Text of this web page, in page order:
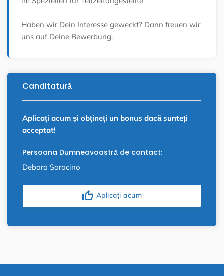
Haben wir Dein Interesse geweckt? Dann freuen wir
uns auf Deine Bewerbung.
Canditatură
Aplicați acum și obțineți un bonus dacă sunteți
acceptat!
Persoana Dumneavoastră de contact:
Debora Saracino
thumb_up Aplicați acum